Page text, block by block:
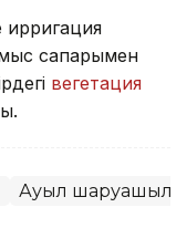
ирригация
сапарымен
вегетация
Ауыл